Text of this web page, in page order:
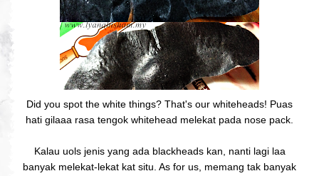
Did you spot the white things? That's our whiteheads! Puas
hati gilaaa rasa tengok whitehead melekat pada nose pack.
Kalau uols jenis yang ada blackheads kan, nanti lagi laa
banyak melekat-lekat kat situ. As for us, memang tak banyak